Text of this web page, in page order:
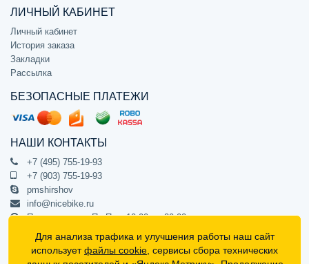
ЛИЧНЫЙ КАБИНЕТ
Личный кабинет
История заказа
Закладки
Рассылка
БЕЗОПАСНЫЕ ПЛАТЕЖИ
НАШИ КОНТАКТЫ
+7 (495) 755-19-93
+7 (903) 755-19-93
pmshirshov
info@nicebike.ru
Прием звонков Пн-Пт с 10:00 до 20:00
ПВЗ Пн-Пт с 10:00 до 20:00
г. Москва, ул. Барклая 13с1
подъезд 1, цокольный этаж, офис 1
Для анализа трафика и улучшения работы наш сайт
используетфайлы cookie , сервисы сбора технических